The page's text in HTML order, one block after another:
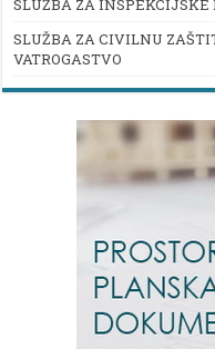
SLUŽBA ZA INSPEKCIJSKE
SLUŽBA ZA CIVILNU
VATROGASTVO